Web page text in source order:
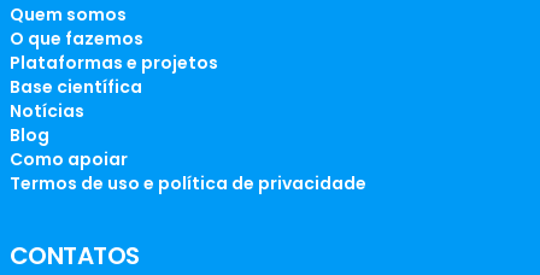
Quem somos
O que fazemos
Plataformas e projetos
Base científica
Notícias
Blog
Como apoiar
Termos de uso e política de privacidade
CONTATOS